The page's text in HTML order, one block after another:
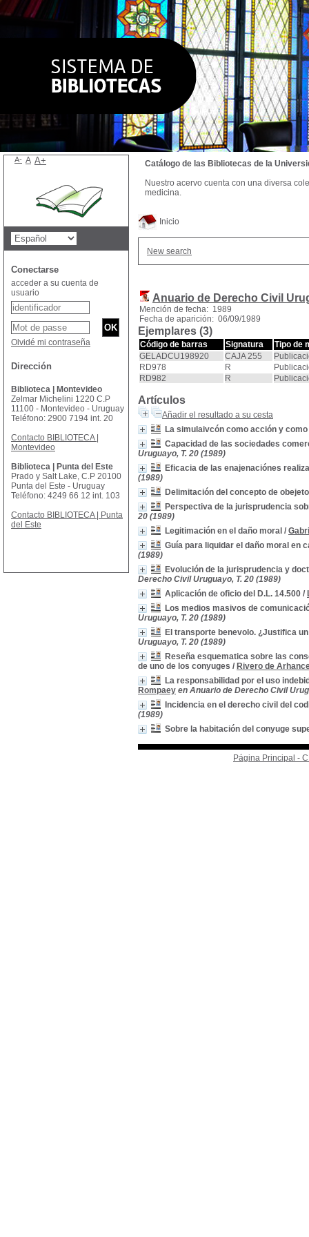
Inicio
New search
Anuario de Derecho Civil
Mención de fecha: 1989
Fecha de aparición: 06/09/1989
Ejemplares (3)
Código de barras Signatura
Tipo de
GELADCU198920
CAJA 255
RD978
R
RD982
R
Artículos
Añadir el resultado a su cesta
La simulaivcón como acción y
Capacidad de las sociedades
Uruguayo, T. 20 (1989)
Eficacia de las enajenaciónes
(1989)
Delimitación del concepto de
Perspectiva de la jurisprudencia
20 (1989)
Legitimación en el daño moral /
Guía para liquidar el daño moral en
(1989)
Evolución de la jurisprudencia y
Derecho Civil Uruguayo, T. 20 (1989)
Aplicación de oficio del D.L. 14.500 /
Los medios masivos de
Uruguayo, T. 20 (1989)
El transporte benevolo. ¿Justifica
Uruguayo, T. 20 (1989)
Reseña esquematica sobre las
de uno de los conyuges / Rivero de
La responsabilidad por el uso
Rompaey en Anuario de Derecho Civil
Incidencia en el derecho civil del
(1989)
Sobre la habitación del conyuge
Página Principal -
Catálogo de las Bibliotecas de la
Nuestro acervo cuenta con una diversa
medicina.
A- A A+
Conectarse
acceder a su cuenta de
usuario
Olvidé mi contraseña
Dirección
Biblioteca | Montevideo
Zelmar Michelini 1220 C.P
11100 - Montevideo - Uruguay
Teléfono: 2900 7194 int. 20
Contacto BIBLIOTECA |
Montevideo
Biblioteca | Punta del Este
Prado y Salt Lake, C.P 20100
Punta del Este - Uruguay
Teléfono: 4249 66 12 int. 103
Contacto BIBLIOTECA | Punta
del Este